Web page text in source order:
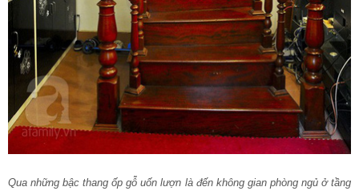
Qua những bậc thang ốp gỗ uốn lượn là đến không gian phòng ngủ ở tầng